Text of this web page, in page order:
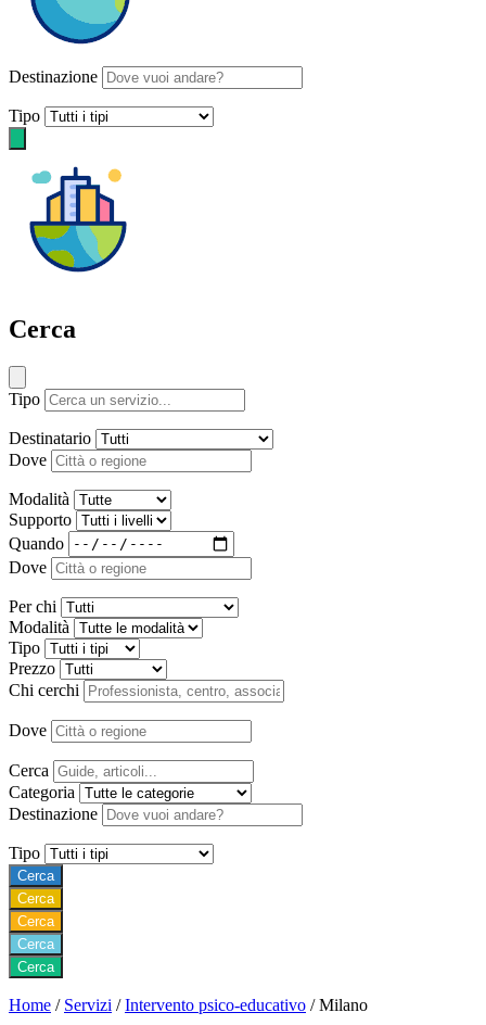
Destinazione
Tipo
Cerca
Tipo
Destinatario
Dove
Modalità
Supporto
Quando
Dove
Per chi
Modalità
Tipo
Prezzo
Chi cerchi
Dove
Cerca
Categoria
Destinazione
Tipo
Cerca
Cerca
Cerca
Cerca
Cerca
Home / Servizi / Intervento psico-educativo / Milano